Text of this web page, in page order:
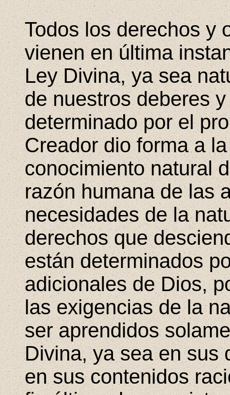
Todos los derechos y
vienen en última
Ley Divina, ya sea
de nuestros deberes
determinado por el
Creador dio forma a
conocimiento natural
razón humana de las
necesidades de la
derechos que
están determinados
adicionales de Dios,
las exigencias de la
ser aprendidos
Divina, ya sea en sus
en sus contenidos